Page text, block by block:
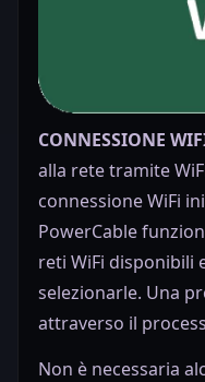
CONNESSIONE
alla rete tramite
connessione WiFi
PowerCable
reti WiFi disponibili
selezionarle. Una
attraverso il
Non è necessaria